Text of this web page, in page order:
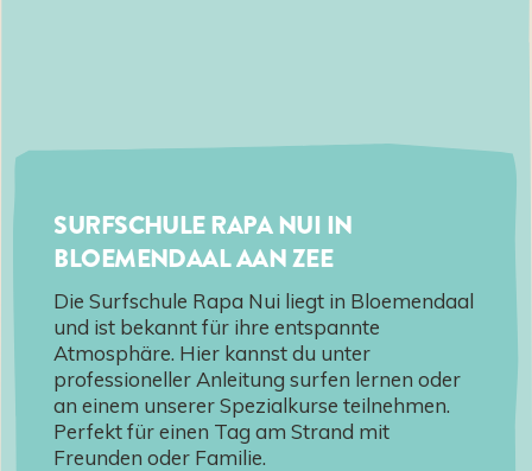
SURFSCHULE RAPA NUI IN
BLOEMENDAAL AAN ZEE
Die Surfschule Rapa Nui liegt in Bloemendaal
und ist bekannt für ihre entspannte
Atmosphäre. Hier kannst du unter
professioneller Anleitung surfen lernen oder
an einem unserer Spezialkurse teilnehmen.
Perfekt für einen Tag am Strand mit
Freunden oder Familie.